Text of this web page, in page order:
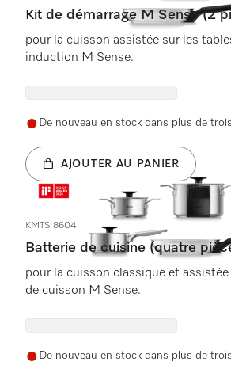
Kit de démarrage M Sense (2
pour la cuisson assistée sur les
induction M Sense.
De nouveau en stock dans plus de
AJOUTER AU PANIER
KMTS 8604
Batterie de cuisine (quatre
pour la cuisson classique et
de cuisson M Sense.
De nouveau en stock dans plus de